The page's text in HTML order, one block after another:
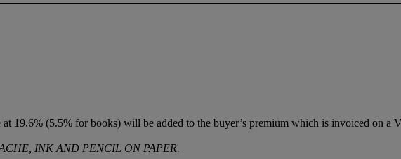
19.6% (5.5% for books) will be added to the buyer’s premium which is invoiced on a
INK AND PENCIL ON PAPER.